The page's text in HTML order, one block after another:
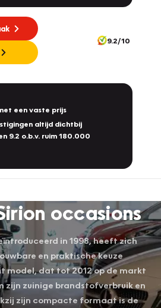
9.2/10
een vaste prijs
altijd dichtbij
9.2 o.b.v. ruim 180.000
occasions
in 1998, heeft zich
en praktische keuze
model, dat tot 2012 op de markt
zijn zuinige brandstofverbruik en
zijn compacte formaat is de